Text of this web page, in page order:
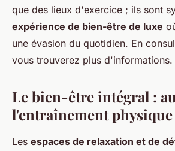
que des lieux d'exercice ; ils sont
expérience de bien-être de luxe
une évasion du quotidien. En
vous trouverez plus d'informations.
Le bien-être intégral :
l'entraînement physique
Les espaces de relaxation et de